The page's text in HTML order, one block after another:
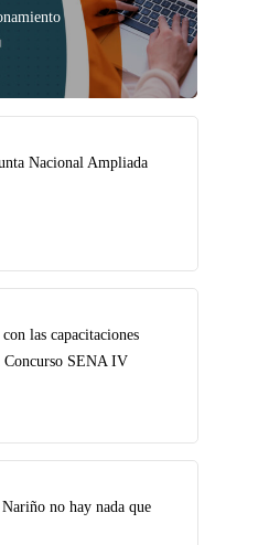
Nacional Ampliada
las capacitaciones
Concurso SENA IV
no hay nada que